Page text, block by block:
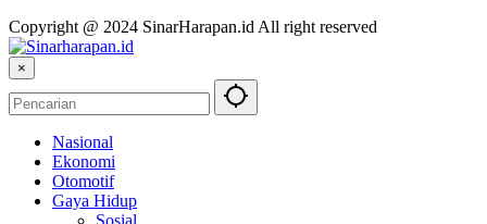
Copyright @ 2024 SinarHarapan.id All right reserved
×
Nasional
Ekonomi
Otomotif
Gaya Hidup
Sosial